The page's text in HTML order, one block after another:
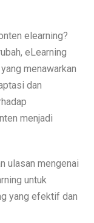
elearning?
eLearning
menawarkan
dan
menjadi
ulasan mengenai
untuk
yang efektif dan